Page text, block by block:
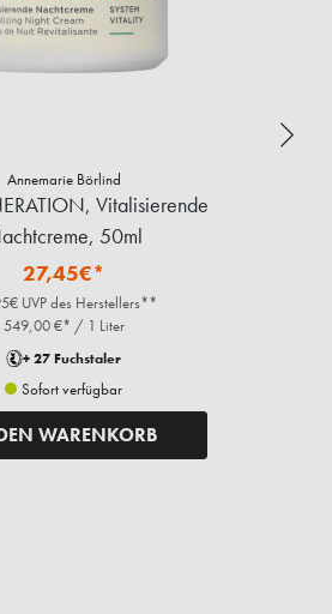
Annemarie Börlind
Vitalisierende
50ml
27,45€*
UVP des Herstellers**
549,00 €* / 1 Liter
+ 27 Fuchstaler
Sofort verfügbar
WARENKORB